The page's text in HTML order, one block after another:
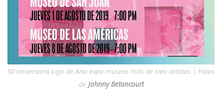
50 aniversario Liga de Arte expo museos más de cien artistas | Fotos
de Johnny Betancourt